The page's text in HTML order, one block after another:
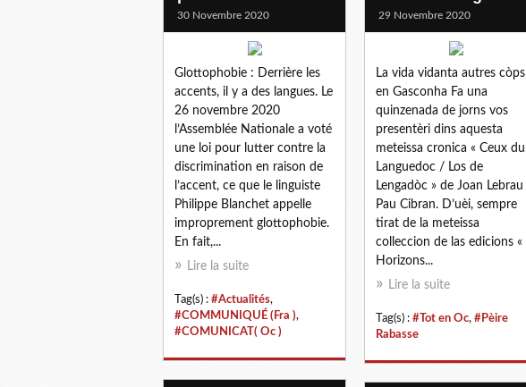
30 Novembre 2020
Glottophobie : Derrière les
accents, il y a des langues. Le
26 novembre 2020
l’Assemblée Nationale a voté
une loi pour lutter contre la
discrimination en raison de
l’accent, ce que le linguiste
Philippe Blanchet appelle
improprement glottophobie.
En fait,...
Lire la suite
Tag(s) : #Actualités,
#COMMUNIQUÉ (Fra ),
#COMUNICAT( Oc )
29 Novembre 2020
La vida vidanta autres còps
en Gasconha Fa una
quinzenada de jorns vos
presentèri dins aquesta
meteissa cronica « Ceux du
Languedoc / Los de
Lengadòc » de Joan Lebrau
Pau Cibran. D’uèi, sempre
tirat de la meteissa
colleccion de las edicions «
Horizons...
Lire la suite
Tag(s) : #Tot en Oc, #Pèire
Rabasse